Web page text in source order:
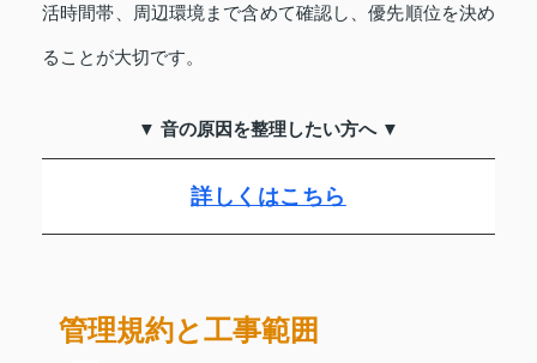
活時間帯、周辺環境まで含めて確認し、優先順位を決め
ることが大切です。
▼ 音の原因を整理したい方へ ▼
詳しくはこちら
管理規約と工事範囲